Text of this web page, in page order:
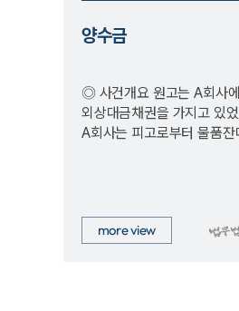
양수금
◎ 사건개요 원고는 A회사에게
외상대금채권을 가지고 있
A회사는 피고로부터 물품잔
more view